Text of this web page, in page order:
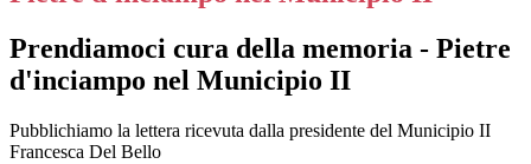
Prendiamoci cura della memoria - Pietre
d'inciampo nel Municipio II
Pubblichiamo la lettera ricevuta dalla presidente del Municipio II
Francesca Del Bello